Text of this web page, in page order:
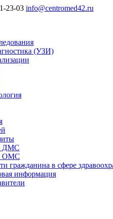
23-03 info@centromed42.ru
(УЗИ)
ДМС
ОМС
гражданина в сфере
информация